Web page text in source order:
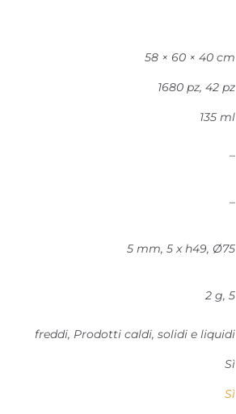
58 × 60 × 40 cm
1680 pz, 42 pz
135 ml
–
–
5 mm, 5 x h49, Ø75
2 g, 5
freddi, Prodotti caldi, solidi e liquidi
Sì
Sì